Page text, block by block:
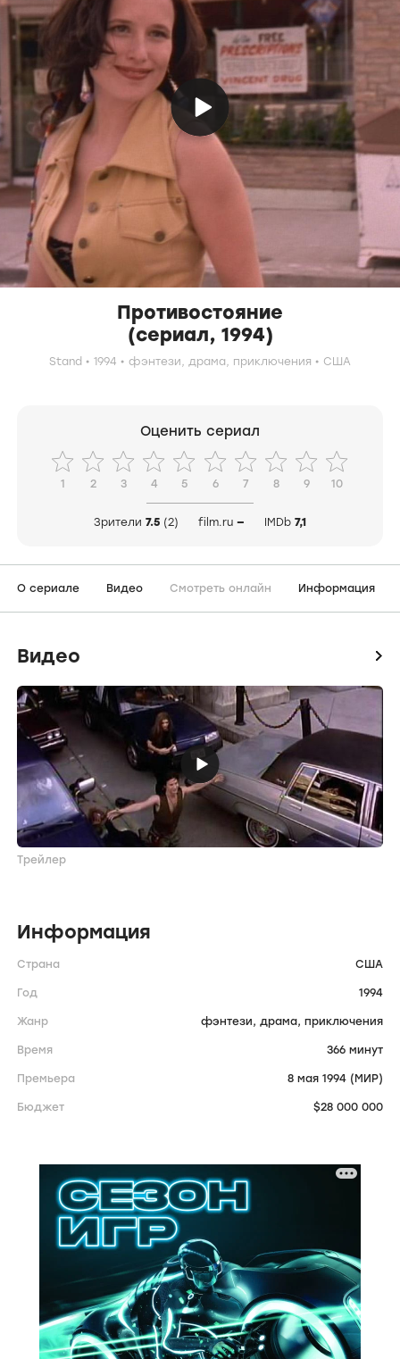
Противостояние
(сериал, 1994)
Stand 1994 фэнтези, драма, приключения США
Оценить сериал
1 2 3 4 5 6 7 8 9 10
Зрители 7.5 (2) film.ru — IMDb 7,1
О сериале Видео Смотреть онлайн Информация
Видео icon
Трейлер
Информация
Страна США
Год 1994
Жанр фэнтези, драма, приключения
Время 366 минут
Премьера 8 мая 1994 (МИР)
Бюджет $28 000 000